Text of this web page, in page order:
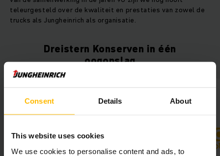
Consent Details About
This website uses cookies
We use cookies to personalise content and ads, to
teleurgesteld over de kwaliteit en prestaties van zowel de
trucks als Jungheinrich als organisatie.
Dreistern Konserven in één
oogopslag